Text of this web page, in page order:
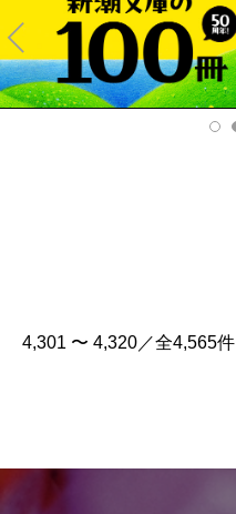
Pre
v
4,301 〜 4,320／全4,565件